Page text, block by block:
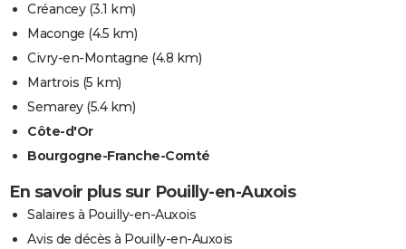
Créancey(3.1 km)
Maconge (4.5 km)
Civry-en-Montagne (4.8 km)
Martrois (5 km)
Semarey(5.4 km)
Côte-d'Or
Bourgogne-Franche-Comté
En savoir plus sur Pouilly-en-Auxois
Salaires à Pouilly-en-Auxois
Avis de décès à Pouilly-en-Auxois